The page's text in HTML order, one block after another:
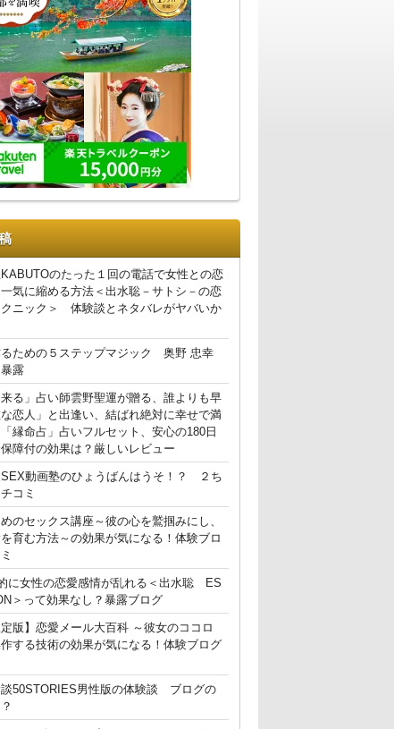
のたった１回の電話で女性との恋
気に縮める方法＜出水聡－サトシ－の恋
ニック＞ 体験談とネタバレがヤバいか
ための５ステップマジック 奥野 忠幸
露
る」占い師雲野聖運が贈る、誰よりも早
な恋人」と出逢い、結ばれ絶対に幸せで満
縁命占」占いフルセット、安心の180日
障付の効果は？厳しいレビュー
動画塾のひょうばんはうそ！？ ２ち
コミ
のセックス講座～彼の心を鷲掴みにし、
育む方法～の効果が気になる！体験ブロ
に女性の恋愛感情が乱れる＜出水聡 ES
＞って効果なし？暴露ブログ
定版】恋愛メール大百科 ～彼女のココロ
する技術の効果が気になる！体験ブログ
50STORIES男性版の体験談 ブログの